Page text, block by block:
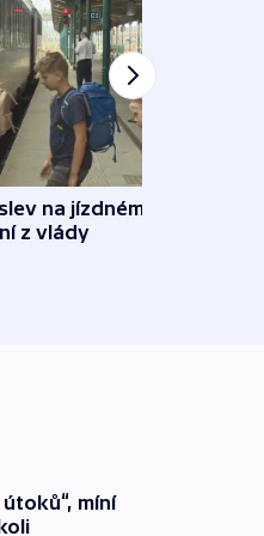
na jízdném teď
z vlády
míní